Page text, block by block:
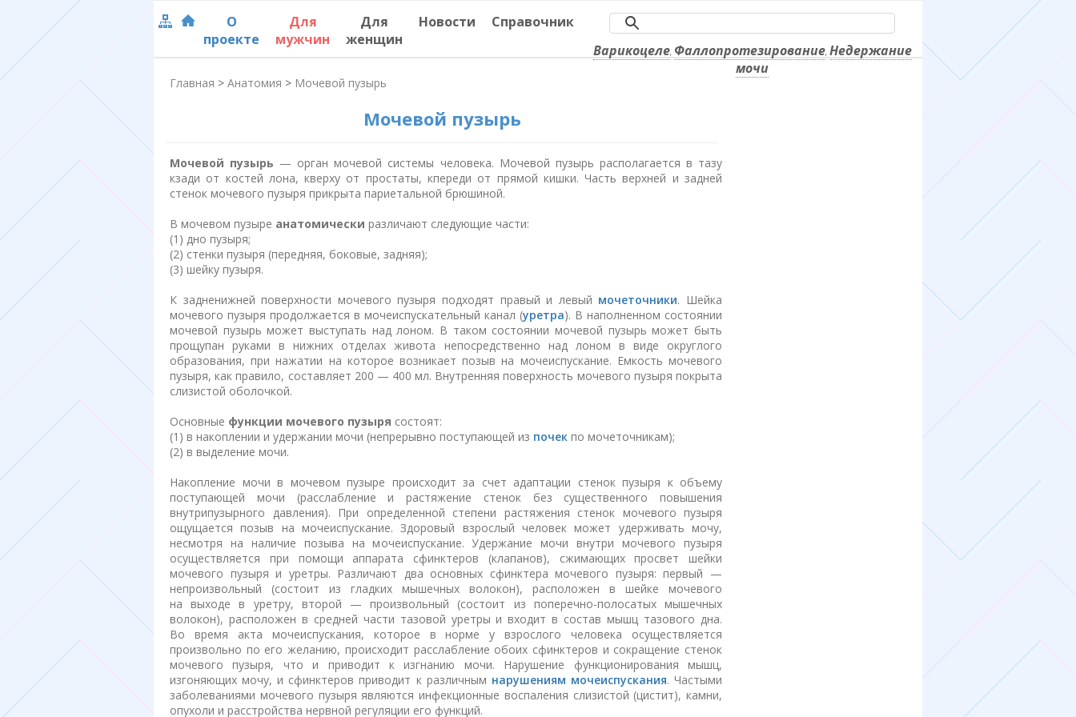
О
проекте
Для
мужчин
Для
женщин
Новости
Справочник
Варикоцеле, Фаллопротезирование, Недержание
мочи
Главная > Анатомия > Мочевой пузырь
Мочевой пузырь
Мочевой пузырь — орган мочевой системы человека. Мочевой пузырь располагается в тазу
кзади от костей лона, кверху от простаты, кпереди от прямой кишки. Часть верхней и задней
стенок мочевого пузыря прикрыта париетальной брюшиной.
В мочевом пузыре анатомически различают следующие части:
(1) дно пузыря;
(2) стенки пузыря (передняя, боковые, задняя);
(3) шейку пузыря.
К задненижней поверхности мочевого пузыря подходят правый и левый мочеточники. Шейка
мочевого пузыря продолжается в мочеиспускательный канал (уретра). В наполненном состоянии
мочевой пузырь может выступать над лоном. В таком состоянии мочевой пузырь может быть
прощупан руками в нижних отделах живота непосредственно над лоном в виде округлого
образования, при нажатии на которое возникает позыв на мочеиспускание. Емкость мочевого
пузыря, как правило, составляет 200 — 400 мл. Внутренняя поверхность мочевого пузыря покрыта
слизистой оболочкой.
Основные функции мочевого пузыря состоят:
(1) в накоплении и удержании мочи (непрерывно поступающей из почек по мочеточникам);
(2) в выделение мочи.
Накопление мочи в мочевом пузыре происходит за счет адаптации стенок пузыря к объему
поступающей мочи (расслабление и растяжение стенок без существенного повышения
внутрипузырного давления). При определенной степени растяжения стенок мочевого пузыря
ощущается позыв на мочеиспускание. Здоровый взрослый человек может удерживать мочу,
несмотря на наличие позыва на мочеиспускание. Удержание мочи внутри мочевого пузыря
осуществляется при помощи аппарата сфинктеров (клапанов), сжимающих просвет шейки
мочевого пузыря и уретры. Различают два основных сфинктера мочевого пузыря: первый —
непроизвольный (состоит из гладких мышечных волокон), расположен в шейке мочевого
на выходе в уретру, второй — произвольный (состоит из поперечно-полосатых мышечных
волокон), расположен в средней части тазовой уретры и входит в состав мышц тазового дна.
Во время акта мочеиспускания, которое в норме у взрослого человека осуществляется
произвольно по его желанию, происходит расслабление обоих сфинктеров и сокращение стенок
мочевого пузыря, что и приводит к изгнанию мочи. Нарушение функционирования мышц,
изгоняющих мочу, и сфинктеров приводит к различным нарушениям мочеиспускания. Частыми
заболеваниями мочевого пузыря являются инфекционные воспаления слизистой (цистит), камни,
опухоли и расстройства нервной регуляции его функций.